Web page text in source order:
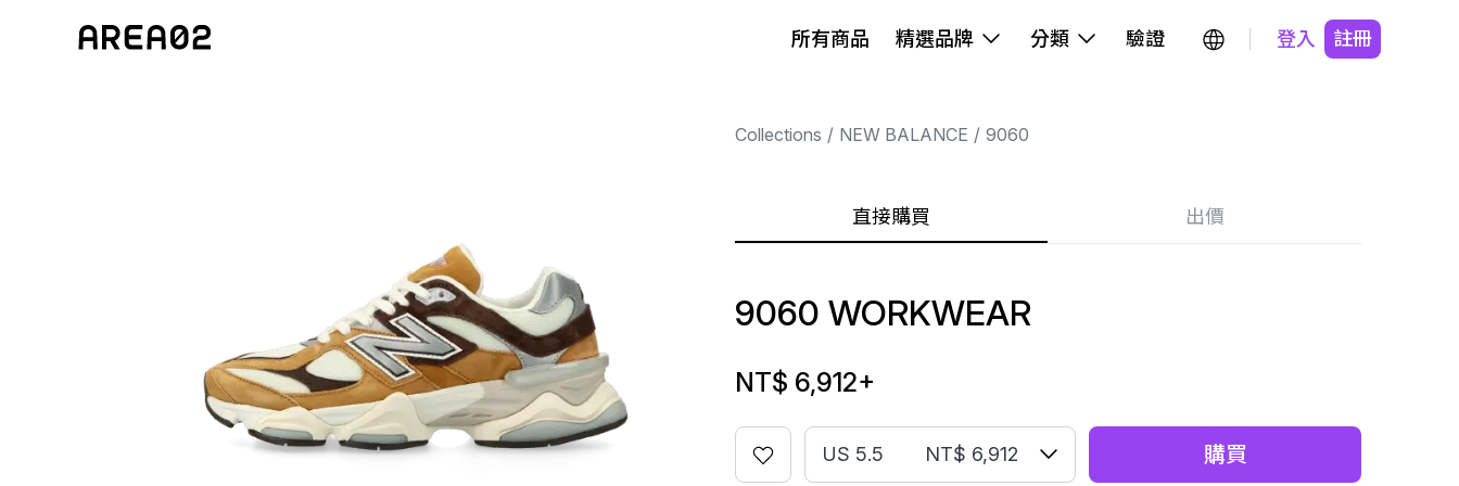
所有商品 精選品牌 分類 驗證 登入 註冊
Collections NEW BALANCE 9060
直接購買 出價
9060 WORKWEAR
NT$ 6,912+
US 5.5 NT$ 6,912 購買